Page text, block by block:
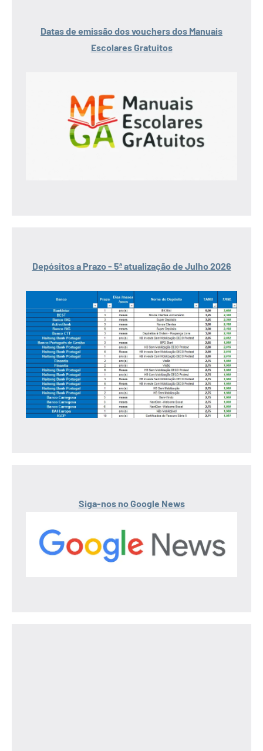
Datas de emissão dos vouchers dos Manuais
Escolares Gratuitos
Depósitos a Prazo - 5ª atualização de Julho 2026
Siga-nos no Google News